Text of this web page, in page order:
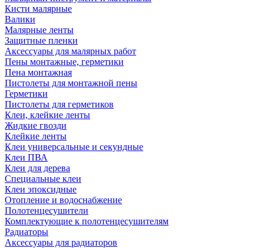
Кисти малярные
Валики
Малярные ленты
Защитные пленки
Аксессуары для малярных работ
Пены монтажные, герметики
Пена монтажная
Пистолеты для монтажной пены
Герметики
Пистолеты для герметиков
Клеи, клейкие ленты
Жидкие гвозди
Клейкие ленты
Клеи универсальные и секундные
Клеи ПВА
Клеи для дерева
Специальные клеи
Клеи эпоксидные
Отопление и водоснабжение
Полотенцесушители
Комплектующие к полотенцесушителям
Радиаторы
Аксессуары для радиаторов